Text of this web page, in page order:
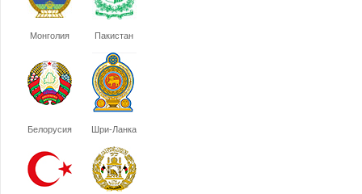
Монголия Пакистан
Белорусия Шри-Ланка